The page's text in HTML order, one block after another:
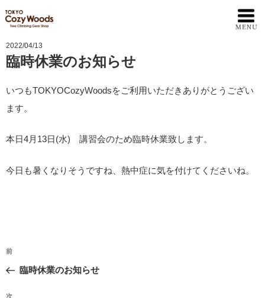
2022/04/13
臨時休業のお知らせ
いつもTOKYOCozyWoodsをご利用いただきありがとうござい
ます。
本日4月13日(水) 講習会のため臨時休業致します。
今日も暑くなりそうですね、熱中症に気を付けてくださいね。
投
ナ
ビ
前
の
稿
前
臨時休業のお知らせ
次